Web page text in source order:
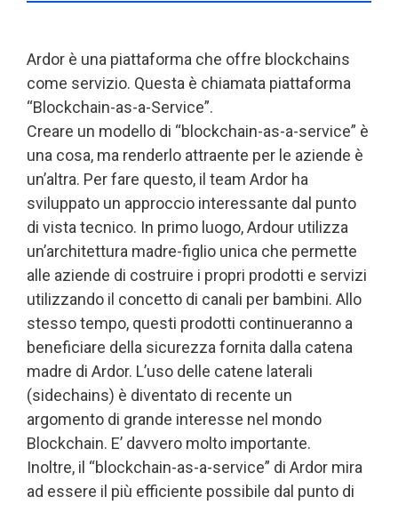
Ardor è una piattaforma che offre blockchains
come servizio. Questa è chiamata piattaforma
“Blockchain-as-a-Service”.
Creare un modello di “blockchain-as-a-service” è
una cosa, ma renderlo attraente per le aziende è
un’altra. Per fare questo, il team Ardor ha
sviluppato un approccio interessante dal punto
di vista tecnico. In primo luogo, Ardour utilizza
un’architettura madre-figlio unica che permette
alle aziende di costruire i propri prodotti e servizi
utilizzando il concetto di canali per bambini. Allo
stesso tempo, questi prodotti continueranno a
beneficiare della sicurezza fornita dalla catena
madre di Ardor. L’uso delle catene laterali
(sidechains) è diventato di recente un
argomento di grande interesse nel mondo
Blockchain. E’ davvero molto importante.
Inoltre, il “blockchain-as-a-service” di Ardor mira
ad essere il più efficiente possibile dal punto di